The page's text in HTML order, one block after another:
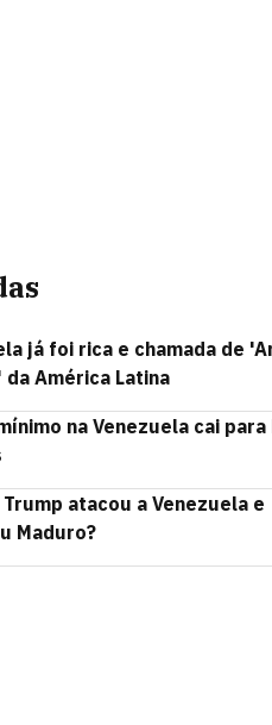
já foi rica e chamada de
da América Latina
na Venezuela cai para
atacou a Venezuela e
Maduro?